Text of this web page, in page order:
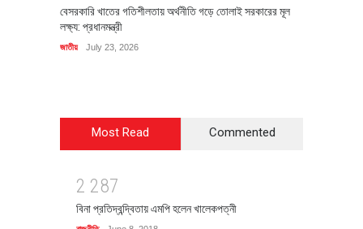
বেসরকারি খাতের গতিশীলতায় অর্থনীতি গড়ে তোলাই সরকারের মূল
লক্ষ্য: প্রধানমন্ত্রী
জাতীয় July 23, 2026
Most Read Commented
2 287
বিনা প্রতিদ্বন্দ্বিতায় এমপি হলেন খালেকপত্নী